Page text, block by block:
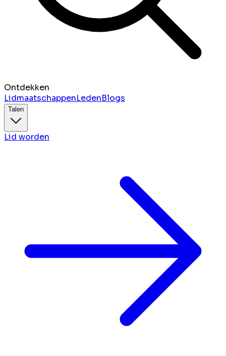
Ontdekken
LidmaatschappenLedenBlogs
Talen
Lid worden